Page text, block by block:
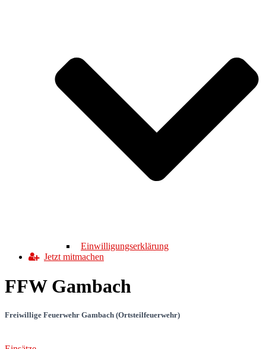
Einwilligungserklärung
Jetzt mitmachen
FFW Gambach
Freiwillige Feuerwehr Gambach (Ortsteilfeuerwehr)